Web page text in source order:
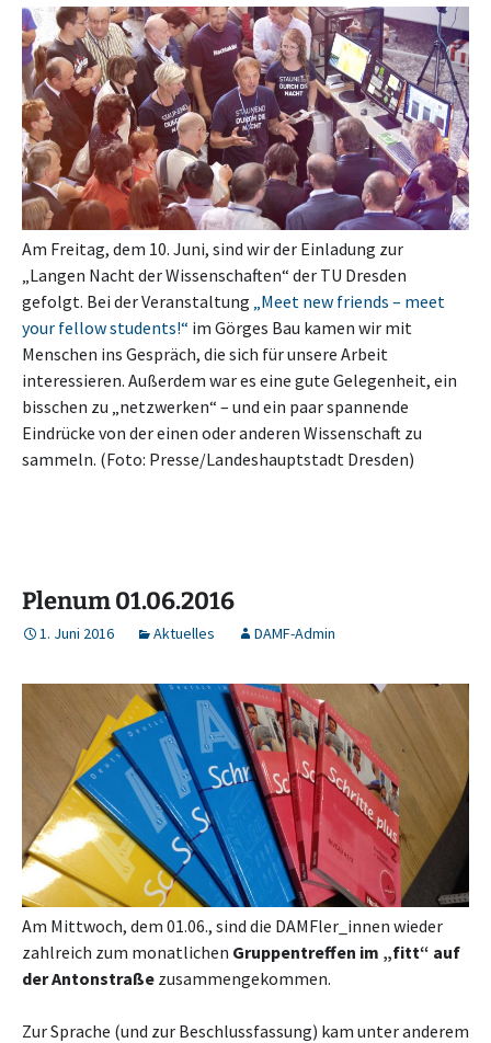
Am Freitag, dem 10. Juni, sind wir der Einladung zur
„Langen Nacht der Wissenschaften“ der TU Dresden
gefolgt. Bei der Veranstaltung „Meet new friends – meet
your fellow students!“ im Görges Bau kamen wir mit
Menschen ins Gespräch, die sich für unsere Arbeit
interessieren. Außerdem war es eine gute Gelegenheit, ein
bisschen zu „netzwerken“ – und ein paar spannende
Eindrücke von der einen oder anderen Wissenschaft zu
sammeln. (Foto: Presse/Landeshauptstadt Dresden)
Plenum 01.06.2016
1. Juni 2016 Aktuelles DAMF-Admin
Am Mittwoch, dem 01.06., sind die DAMFler_innen wieder
zahlreich zum monatlichen Gruppentreffen im „fitt“ auf
der Antonstraße zusammengekommen.
Zur Sprache (und zur Beschlussfassung) kam unter anderem